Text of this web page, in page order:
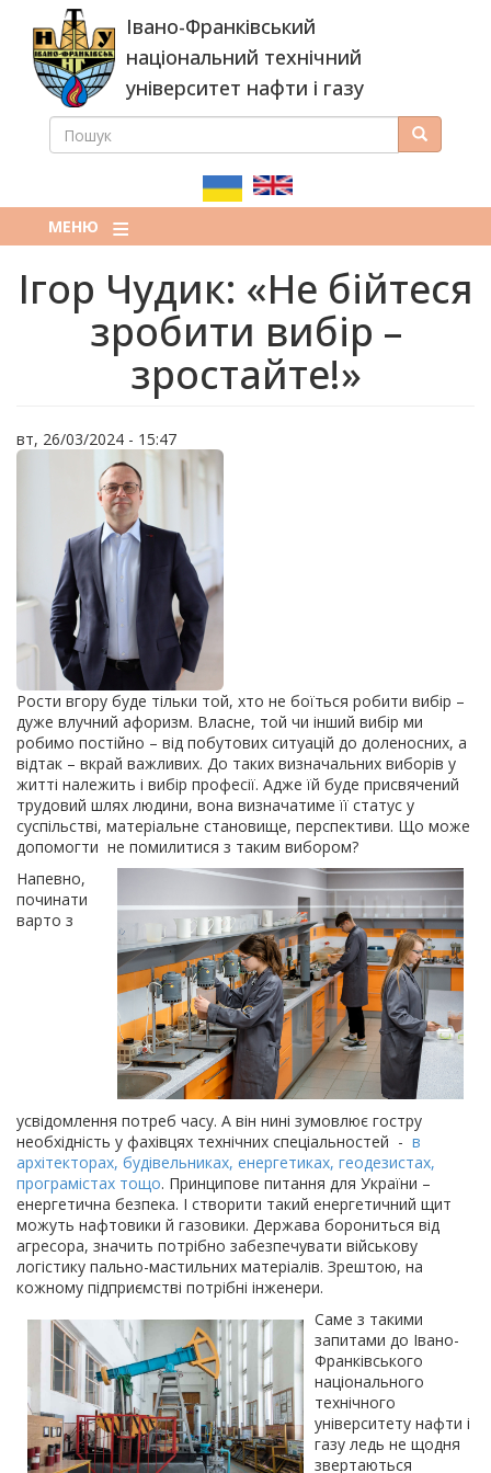
основного
вмісту
Івано-Франківський
національний технічний
університет нафти і газу
ПОШУКОВА
ПОШУК Пошук
МЕНЮ
Ігор Чудик: «Не бійтеся
зробити вибір –
зростайте!»
вт, 26/03/2024 - 15:47
Рости вгору буде тільки той, хто не боїться робити вибір –
дуже влучний афоризм. Власне, той чи інший вибір ми
робимо постійно – від побутових ситуацій до доленосних, а
відтак – вкрай важливих. До таких визначальних виборів у
житті належить і вибір професії. Адже їй буде присвячений
трудовий шлях людини, вона визначатиме її статус у
суспільстві, матеріальне становище, перспективи. Що може
допомогти не помилитися з таким вибором?
Напевно,
починати
варто з
усвідомлення потреб часу. А він нині зумовлює гостру
необхідність у фахівцях технічних спеціальностей - в
архітекторах, будівельниках, енергетиках, геодезистах,
програмістах тощо. Принципове питання для України –
енергетична безпека. І створити такий енергетичний щит
можуть нафтовики й газовики. Держава борониться від
агресора, значить потрібно забезпечувати військову
логістику пально-мастильних матеріалів. Зрештою, на
кожному підприємстві потрібні інженери.
Саме з такими
запитами до Івано-
Франківського
національного
технічного
університету нафти і
газу ледь не щодня
звертаються